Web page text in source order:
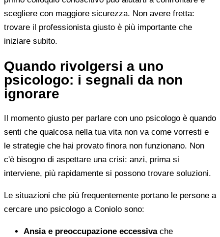
scegliere con maggiore sicurezza. Non avere fretta:
trovare il professionista giusto è più importante che
iniziare subito.
Quando rivolgersi a uno
psicologo: i segnali da non
ignorare
Il momento giusto per parlare con uno psicologo è quando
senti che qualcosa nella tua vita non va come vorresti e
le strategie che hai provato finora non funzionano. Non
c'è bisogno di aspettare una crisi: anzi, prima si
interviene, più rapidamente si possono trovare soluzioni.
Le situazioni che più frequentemente portano le persone a
cercare uno psicologo a Coniolo sono:
Ansia e preoccupazione eccessivache